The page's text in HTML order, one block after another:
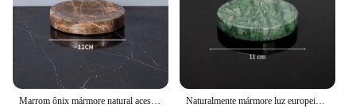
Naturalmente mármore luz europeia artigos de lavagem luxo bandeja do banheiro acessórios caixa tecido bucal copo artigos